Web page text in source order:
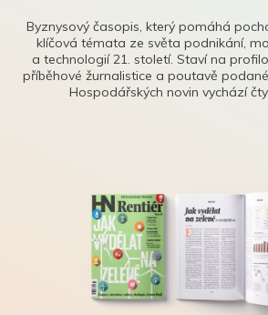
Byznysový časopis, který pomáhá
klíčová témata ze světa podnikání,
a technologií 21. století. Staví na
příběhové žurnalistice a poutavě
Hospodářských novin vychází